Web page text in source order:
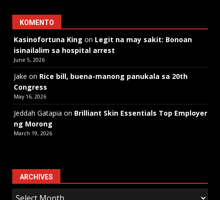
KOMENTO
Kasinofortuna King on Legit na may sakit: Bonoan
isinailalim sa hospital arrest
June 5, 2026
Jake on Rice bill, buena-manong panukala sa 20th
Congress
May 16, 2026
Jeddah Gatapia on Brilliant Skin Essentials Top Employer
ng Morong
March 19, 2026
ARCHIVES